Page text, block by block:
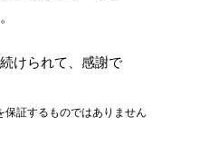
けられて、感謝で
証するものではありません